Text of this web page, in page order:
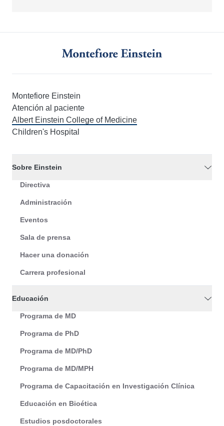
Montefiore Einstein
Atención al paciente
Albert Einstein College of Medicine
Children's Hospital
Sobre Einstein
Directiva
Administración
Eventos
Sala de prensa
Hacer una donación
Carrera profesional
Educación
Programa de MD
Programa de PhD
Programa de MD/PhD
Programa de MD/MPH
Programa de Capacitación en Investigación Clínica
Educación en Bioética
Estudios posdoctorales